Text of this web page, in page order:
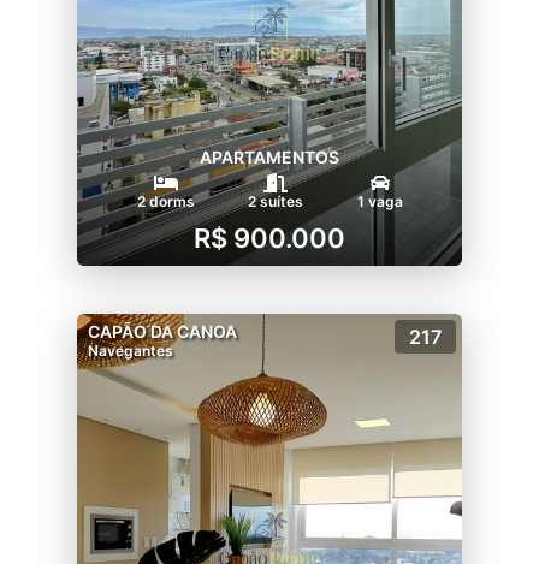
APARTAMENTOS
2 dorms 2 suítes 1 vaga
R$ 900.000
CAPÃO DA CANOA
Navegantes
217